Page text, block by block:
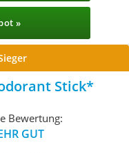
»
Stick
Bewertung:
GUT